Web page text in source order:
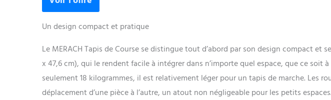
Un design compact et pratique
Le MERACH Tapis de Course se distingue tout d’abord par son design compact et
x 47,6 cm), qui le rendent facile à intégrer dans n’importe quel espace, que ce soit
seulement 18 kilogrammes, il est relativement léger pour un tapis de marche. Les
déplacement d’une pièce à l’autre, un atout non négligeable pour les petits